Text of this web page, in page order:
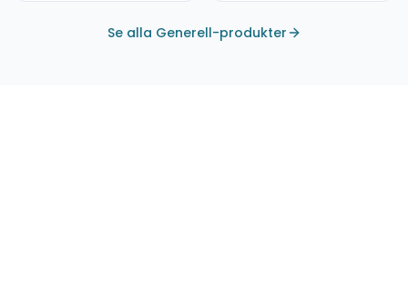
Se alla Generell-produkter